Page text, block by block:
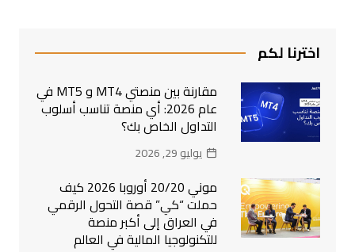
اخترنا لكم
مقارنة بين منصتي MT4 و MT5 في
عام 2026: أي منصة تناسب أسلوب
التداول الخاص بك؟
يوليو 29, 2026
موني 20/20 أوروبا 2026 كيف
حملت “كي” قصة التحول الرقمي
في العراق إلى أكبر منصة
للتكنولوجيا المالية في العالم